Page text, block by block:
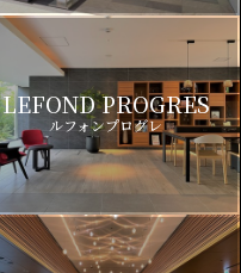
LEFOND PROGRES
ルフォンプログレ